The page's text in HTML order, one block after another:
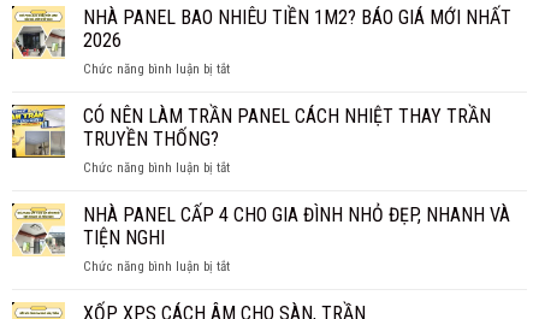
SỰ
HIỆU
PANEL
GIÁ
NHIÊU
GIÁ
TIẾT
NHÀ PANEL BAO NHIÊU TIỀN 1M2? BÁO GIÁ MỚI NHẤT
2026
Chức năng bình luận bị tắtở
PANEL
TIỀN
BÁO
NHẤT
CÓ NÊN LÀM TRẦN PANEL CÁCH NHIỆT THAY TRẦN
TRUYỀN THỐNG?
Chức năng bình luận bị tắtở
NÊN
PANEL
NHIỆT
NHÀ PANEL CẤP 4 CHO GIA ĐÌNH NHỎ ĐẸP, NHANH VÀ
TIỆN NGHI
Chức năng bình luận bị tắtở
PANEL
XỐP XPS CÁCH ÂM CHO SÀN, TRẦN